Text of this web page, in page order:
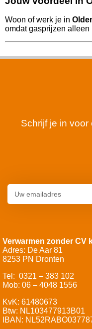
Woon of werk je in
omdat gasprijzen alleen
Schrijf je in
Verwarmen zonder CV
Adres: De Aar 81
8253 PN Dronten
Tel: 0321 – 383 102
Mob: 06 – 4048 1556
KvK: 61480673
Btw: NL103477913B01
IBAN: